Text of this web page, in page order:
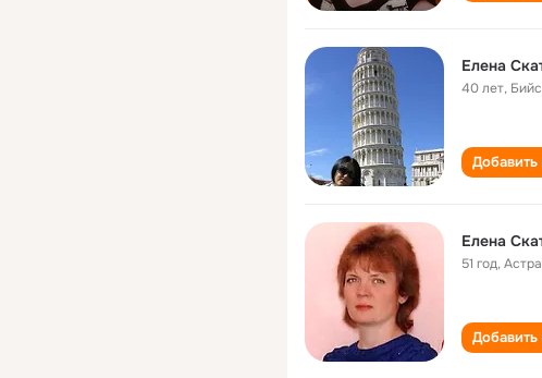
Елена
40 лет,
Добавить
Елена
51 год,
Добавить